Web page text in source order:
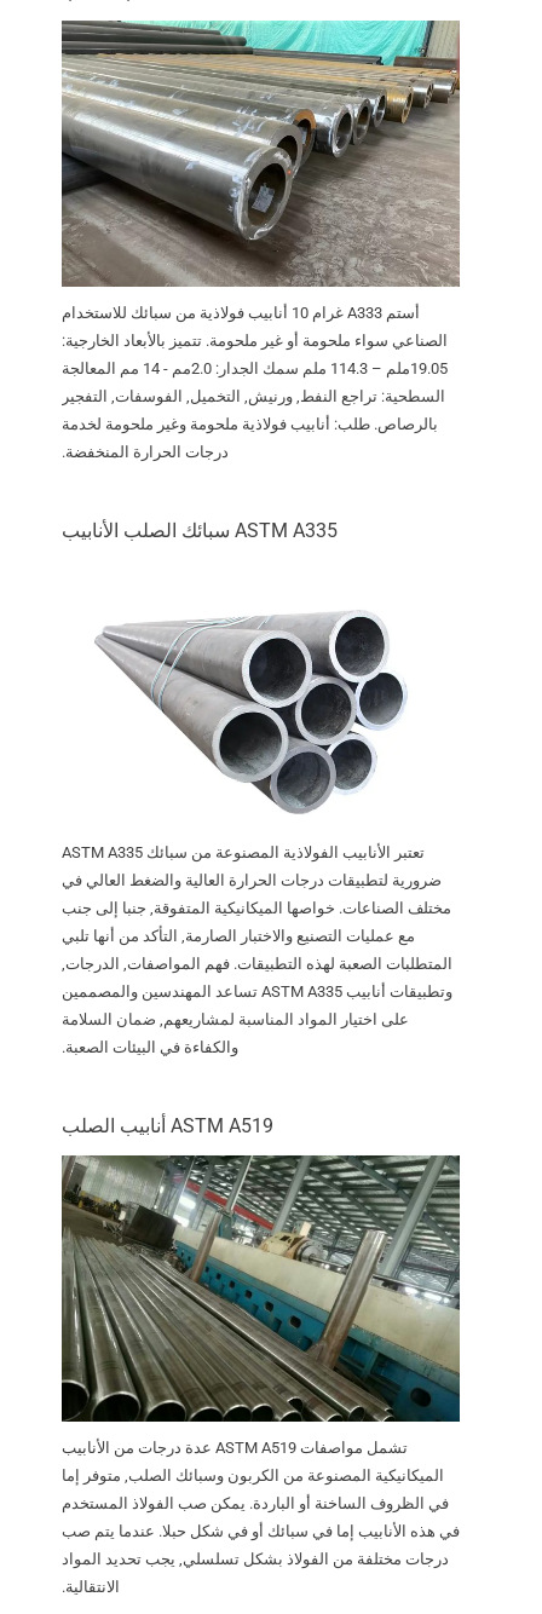
أستم A333 غرام 10 أنابيب فولاذية من سبائك للاستخدام
الصناعي سواء ملحومة أو غير ملحومة. تتميز بالأبعاد الخارجية:
19.05ملم – 114.3 ملم سمك الجدار: 2.0مم - 14 مم المعالجة
السطحية: تراجع النفط, ورنيش, التخميل, الفوسفات, التفجير
بالرصاص. طلب: أنابيب فولاذية ملحومة وغير ملحومة لخدمة
درجات الحرارة المنخفضة.
ASTM A335 سبائك الصلب الأنابيب
تعتبر الأنابيب الفولاذية المصنوعة من سبائك ASTM A335
ضرورية لتطبيقات درجات الحرارة العالية والضغط العالي في
مختلف الصناعات. خواصها الميكانيكية المتفوقة, جنبا إلى جنب
مع عمليات التصنيع والاختبار الصارمة, التأكد من أنها تلبي
المتطلبات الصعبة لهذه التطبيقات. فهم المواصفات, الدرجات,
وتطبيقات أنابيب ASTM A335 تساعد المهندسين والمصممين
على اختيار المواد المناسبة لمشاريعهم, ضمان السلامة
والكفاءة في البيئات الصعبة.
ASTM A519 أنابيب الصلب
تشمل مواصفات ASTM A519 عدة درجات من الأنابيب
الميكانيكية المصنوعة من الكربون وسبائك الصلب, متوفر إما
في الظروف الساخنة أو الباردة. يمكن صب الفولاذ المستخدم
في هذه الأنابيب إما في سبائك أو في شكل حبلا. عندما يتم صب
درجات مختلفة من الفولاذ بشكل تسلسلي, يجب تحديد المواد
الانتقالية.